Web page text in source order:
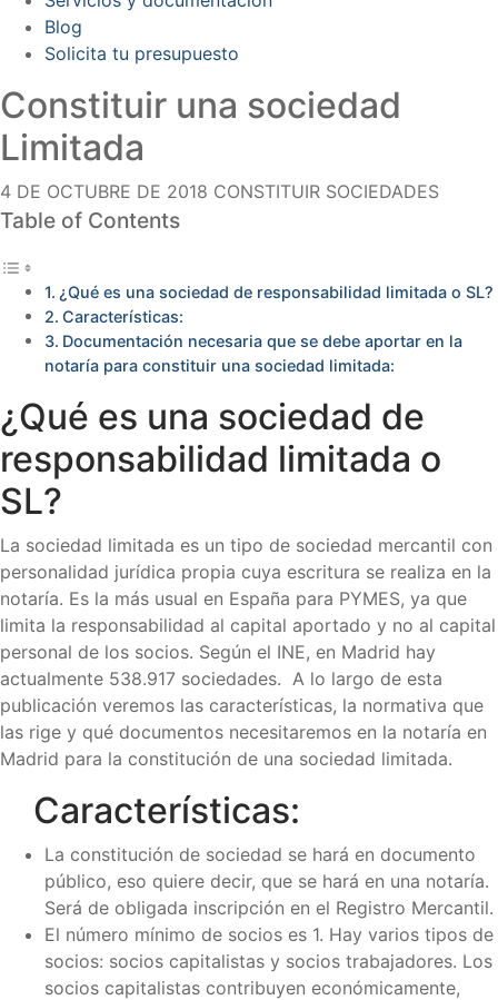
Blog
Solicita tu presupuesto
Constituir una sociedad
Limitada
4 DE OCTUBRE DE 2018 CONSTITUIR SOCIEDADES
Table of Contents
¿Qué es una sociedad de responsabilidad limitada o SL?
Características:
Documentación necesaria que se debe aportar en la
notaría para constituir una sociedad limitada:
¿Qué es una sociedad de
responsabilidad limitada o
SL?
La sociedad limitada es un tipo de sociedad mercantil con
personalidad jurídica propia cuya escritura se realiza en la
notaría. Es la más usual en España para PYMES, ya que
limita la responsabilidad al capital aportado y no al capital
personal de los socios. Según el INE, en Madrid hay
actualmente 538.917 sociedades. A lo largo de esta
publicación veremos las características, la normativa que
las rige y qué documentos necesitaremos en la notaría en
Madrid para la constitución de una sociedad limitada.
Características:
La constitución de sociedad se hará en documento
público, eso quiere decir, que se hará en una notaría.
Será de obligada inscripción en el Registro Mercantil.
El número mínimo de socios es 1. Hay varios tipos de
socios: socios capitalistas y socios trabajadores. Los
socios capitalistas contribuyen económicamente,